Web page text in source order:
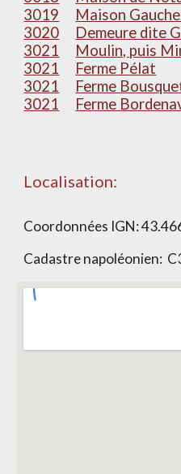
3019
Maison
3020
Demeure dite
3021
Moulin, puis
3021
Ferme Pélat
3021
Ferme
3021
Ferme
Localisation:
Coordonnées IGN:
Cadastre napoléonien: